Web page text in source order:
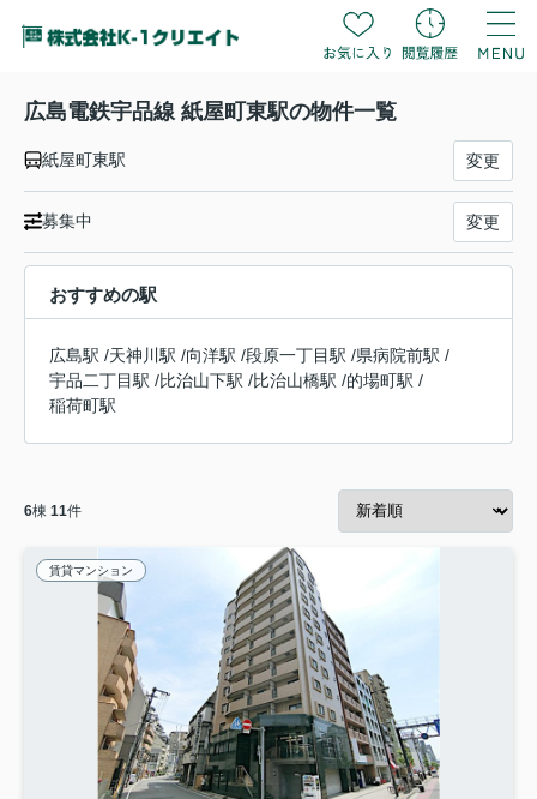
広島電鉄宇品線 紙屋町東駅の物件一覧
紙屋町東駅 変更
募集中 変更
おすすめの駅
広島駅 /天神川駅 /向洋駅 /段原一丁目駅 /県病院前駅 /
宇品二丁目駅 /比治山下駅 /比治山橋駅 /的場町駅 /
稲荷町駅
6棟 11件
賃貸マンション